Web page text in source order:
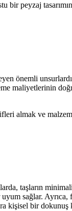
bir peyzaj
önemli
maliyetlerinin
almak ve
taşların
sağlar.
kişisel bir dokunuş